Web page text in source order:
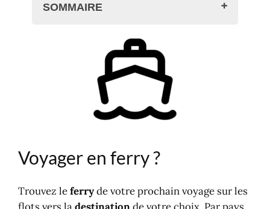
SOMMAIRE
Voyager en ferry ?
Recherche rapide
Ferry par pays
Ferry par compagnie
Ferrys par port
C
F
Voyager en ferry ?
Trouvez leferryde votre prochain voyage sur les